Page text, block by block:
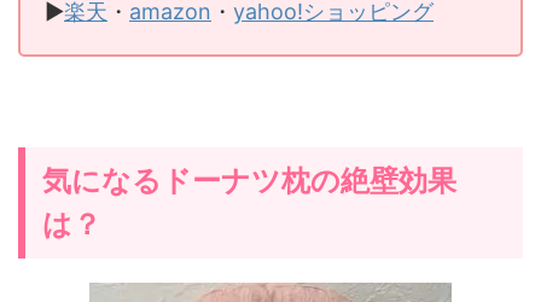
▶楽天 ・ amazon ・ yahoo!ショッピング
気になるドーナツ枕の絶壁効果
は？